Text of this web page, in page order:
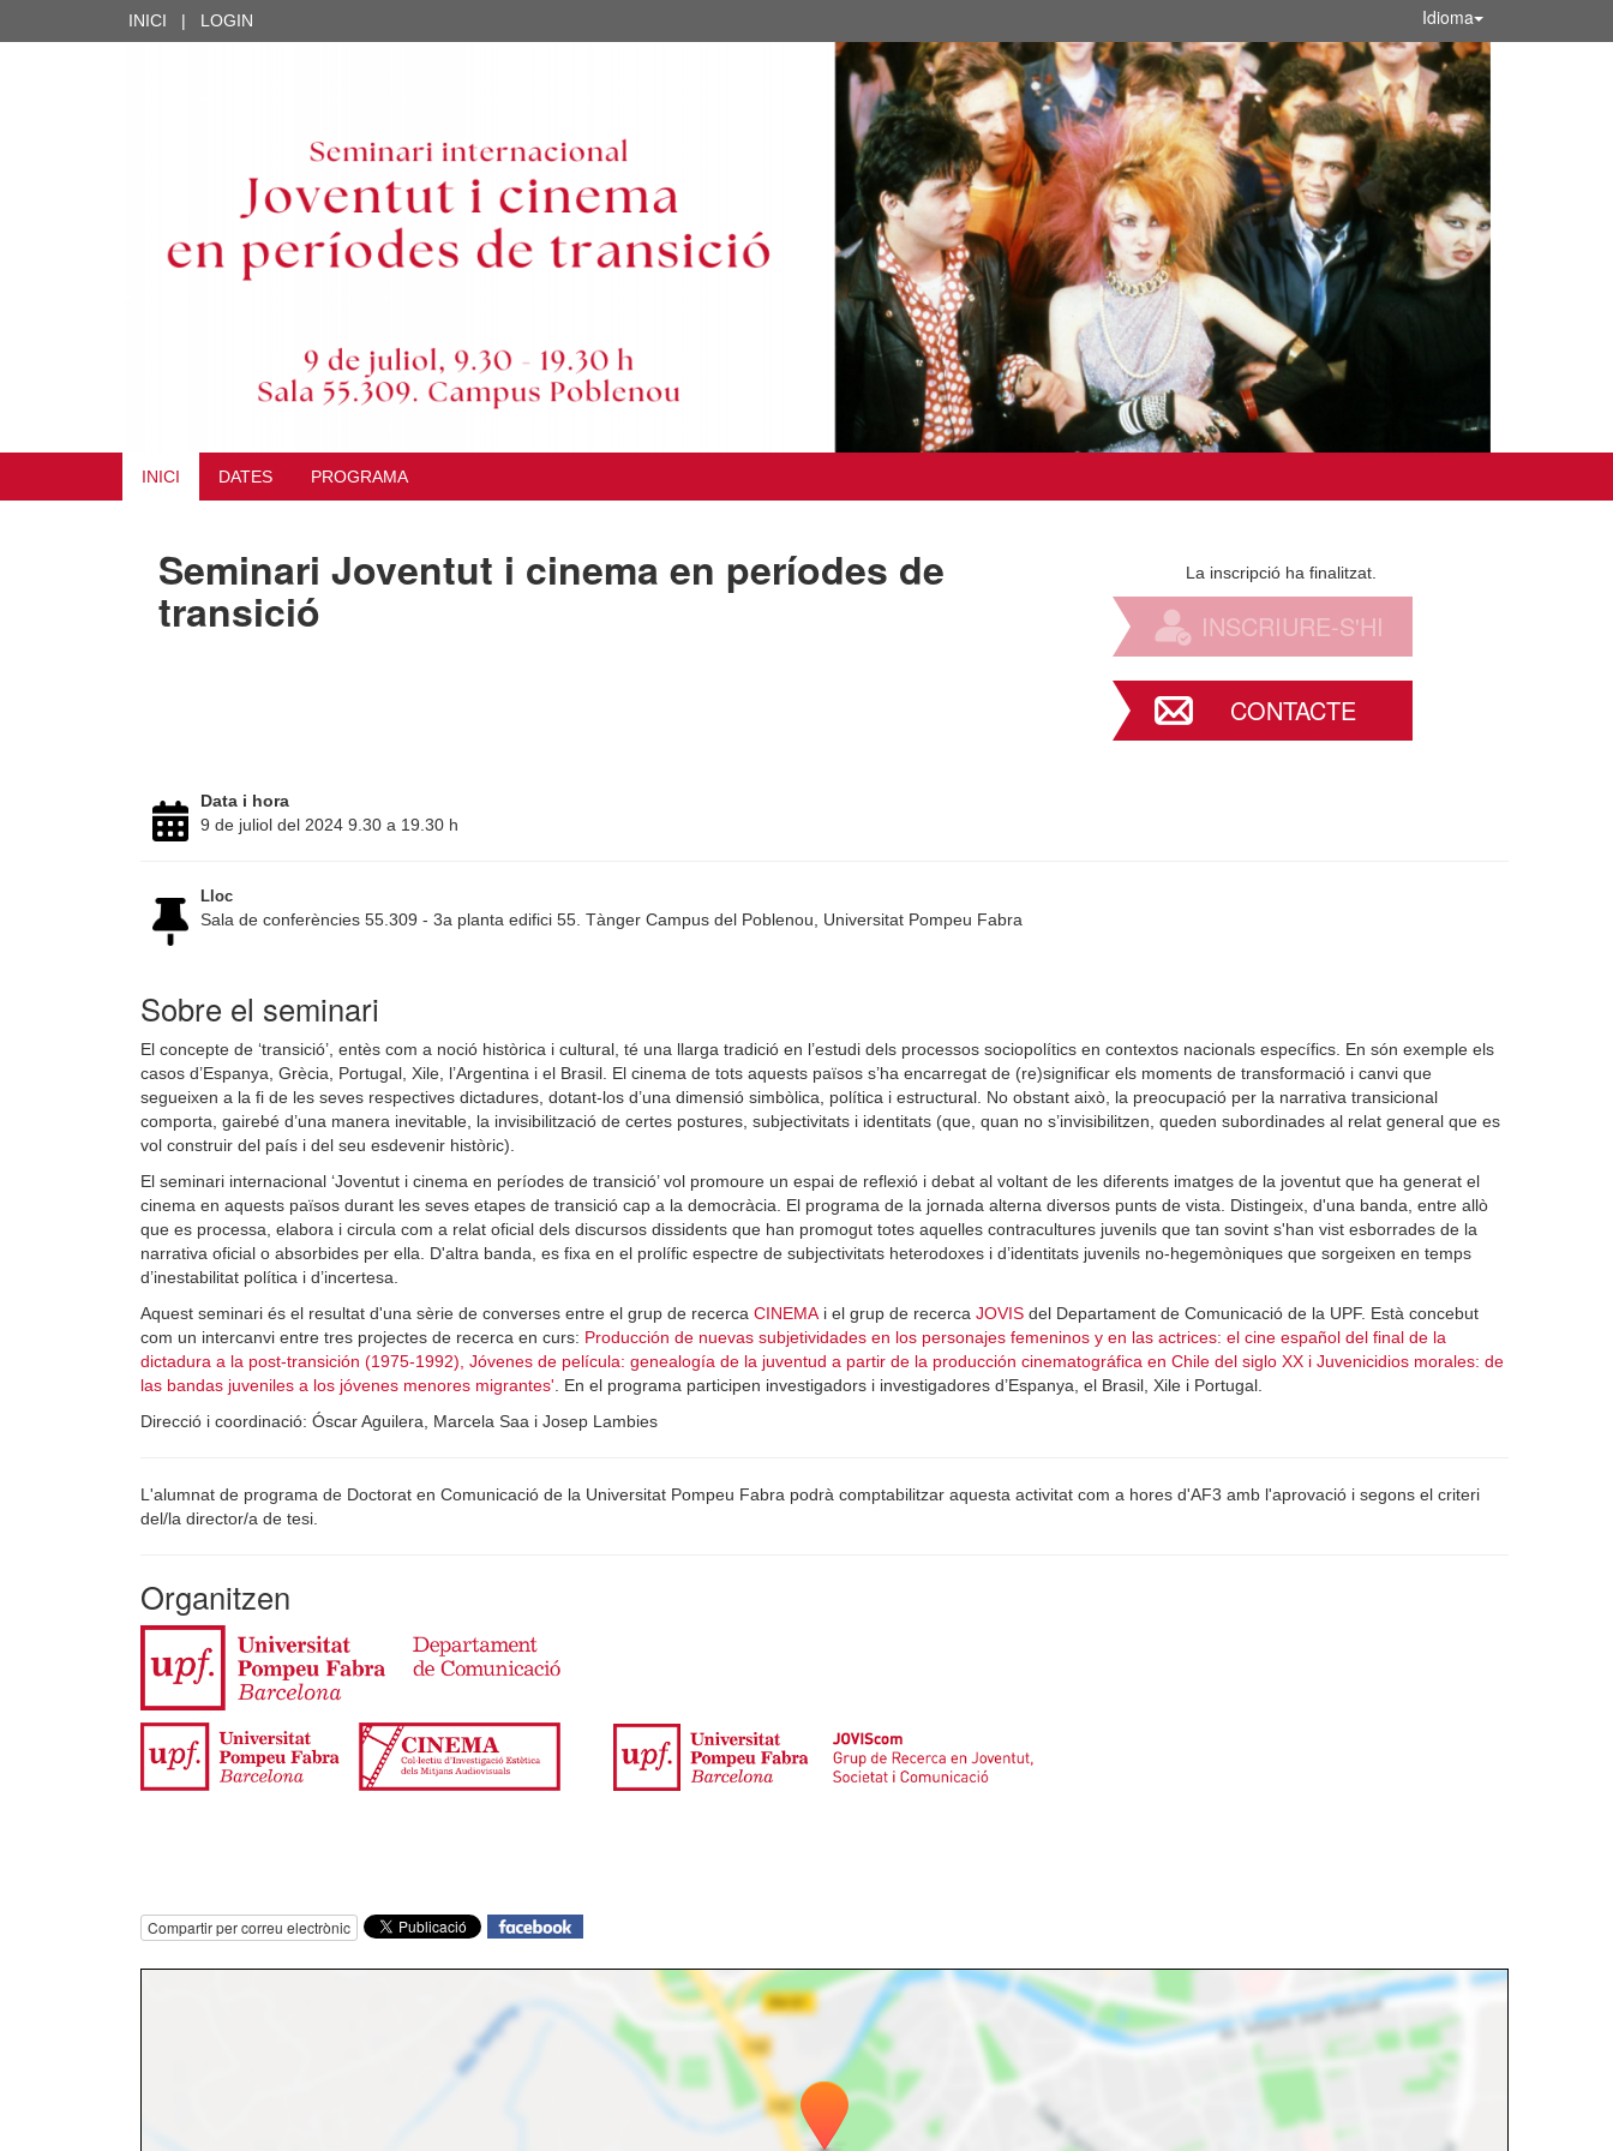
INICI | LOGIN Idioma
INICI DATES PROGRAMA
Seminari Joventut i cinema en períodes de
transició
La inscripció ha finalitzat.
INSCRIURE-S'HI
CONTACTE
Data i hora
9 de juliol del 2024 9.30 a 19.30 h
Lloc
Sala de conferències 55.309 - 3a planta edifici 55. Tànger Campus del Poblenou, Universitat Pompeu Fabra
Sobre el seminari
El concepte de ‘transició’, entès com a noció històrica i cultural, té una llarga tradició en l’estudi dels processos sociopolítics en contextos nacionals específics. En són exemple els
casos d’Espanya, Grècia, Portugal, Xile, l’Argentina i el Brasil. El cinema de tots aquests països s’ha encarregat de (re)significar els moments de transformació i canvi que
segueixen a la fi de les seves respectives dictadures, dotant-los d’una dimensió simbòlica, política i estructural. No obstant això, la preocupació per la narrativa transicional
comporta, gairebé d’una manera inevitable, la invisibilització de certes postures, subjectivitats i identitats (que, quan no s’invisibilitzen, queden subordinades al relat general que es
vol construir del país i del seu esdevenir històric).
El seminari internacional ‘Joventut i cinema en períodes de transició’ vol promoure un espai de reflexió i debat al voltant de les diferents imatges de la joventut que ha generat el
cinema en aquests països durant les seves etapes de transició cap a la democràcia. El programa de la jornada alterna diversos punts de vista. Distingeix, d'una banda, entre allò
que es processa, elabora i circula com a relat oficial dels discursos dissidents que han promogut totes aquelles contracultures juvenils que tan sovint s'han vist esborrades de la
narrativa oficial o absorbides per ella. D'altra banda, es fixa en el prolífic espectre de subjectivitats heterodoxes i d’identitats juvenils no-hegemòniques que sorgeixen en temps
d’inestabilitat política i d’incertesa.
Aquest seminari és el resultat d'una sèrie de converses entre el grup de recerca CINEMA i el grup de recerca JOVIS del Departament de Comunicació de la UPF. Està concebut
com un intercanvi entre tres projectes de recerca en curs: Producción de nuevas subjetividades en los personajes femeninos y en las actrices: el cine español del final de la
dictadura a la post-transición (1975-1992), Jóvenes de película: genealogía de la juventud a partir de la producción cinematográfica en Chile del siglo XX i Juvenicidios morales: de
las bandas juveniles a los jóvenes menores migrantes' . En el programa participen investigadors i investigadores d’Espanya, el Brasil, Xile i Portugal.
Direcció i coordinació: Óscar Aguilera, Marcela Saa i Josep Lambies
L'alumnat de programa de Doctorat en Comunicació de la Universitat Pompeu Fabra podrà comptabilitzar aquesta activitat com a hores d'AF3 amb l'aprovació i segons el criteri
del/la director/a de tesi.
Organitzen
Compartir per correu electrònic